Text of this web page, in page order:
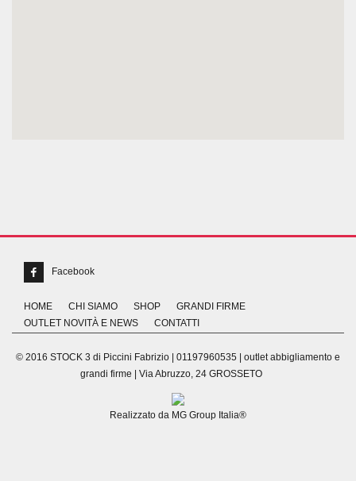
Facebook
HOME CHI SIAMO SHOP
GRANDI FIRME
OUTLET NOVITÀ E NEWS
CONTATTI
© 2016 STOCK 3 di Piccini Fabrizio | 01197960535 | outlet abbigliamento e
grandi firme | Via Abruzzo, 24 GROSSETO
Realizzato da MG Group Italia®